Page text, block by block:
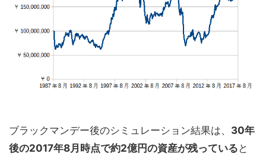
ブラックマンデー後のシミュレーション結果は、 30年
後の2017年8月時点で約2億円の資産が残っている と